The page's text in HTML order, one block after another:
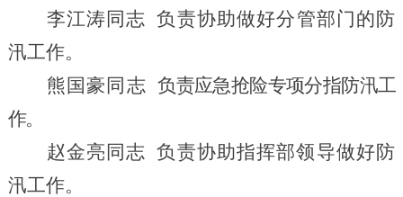
李江涛同志 负责协助做好分管部门的防
汛工作。
熊国豪同志 负责应急抢险专项分指防汛工
作。
赵金亮同志 负责协助指挥部领导做好防
汛工作。